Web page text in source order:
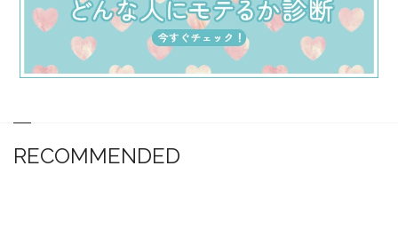
RECOMMENDED